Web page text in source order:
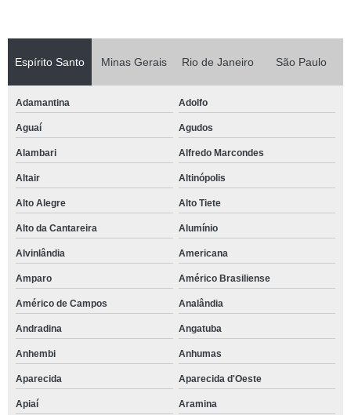
Espírito Santo Minas Gerais Rio de Janeiro São Paulo
Adamantina Adolfo
Aguaí Agudos
Alambari Alfredo Marcondes
Altair Altinópolis
Alto Alegre Alto Tiete
Alto da Cantareira Alumínio
Alvinlândia Americana
Amparo Américo Brasiliense
Américo de Campos Analândia
Andradina Angatuba
Anhembi Anhumas
Aparecida Aparecida d'Oeste
Apiaí Aramina